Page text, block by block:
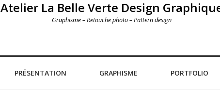
Atelier La Belle Verte Design
Graphisme – Retouche photo – Pattern design
PRÉSENTATION GRAPHISME PORTFOLIO